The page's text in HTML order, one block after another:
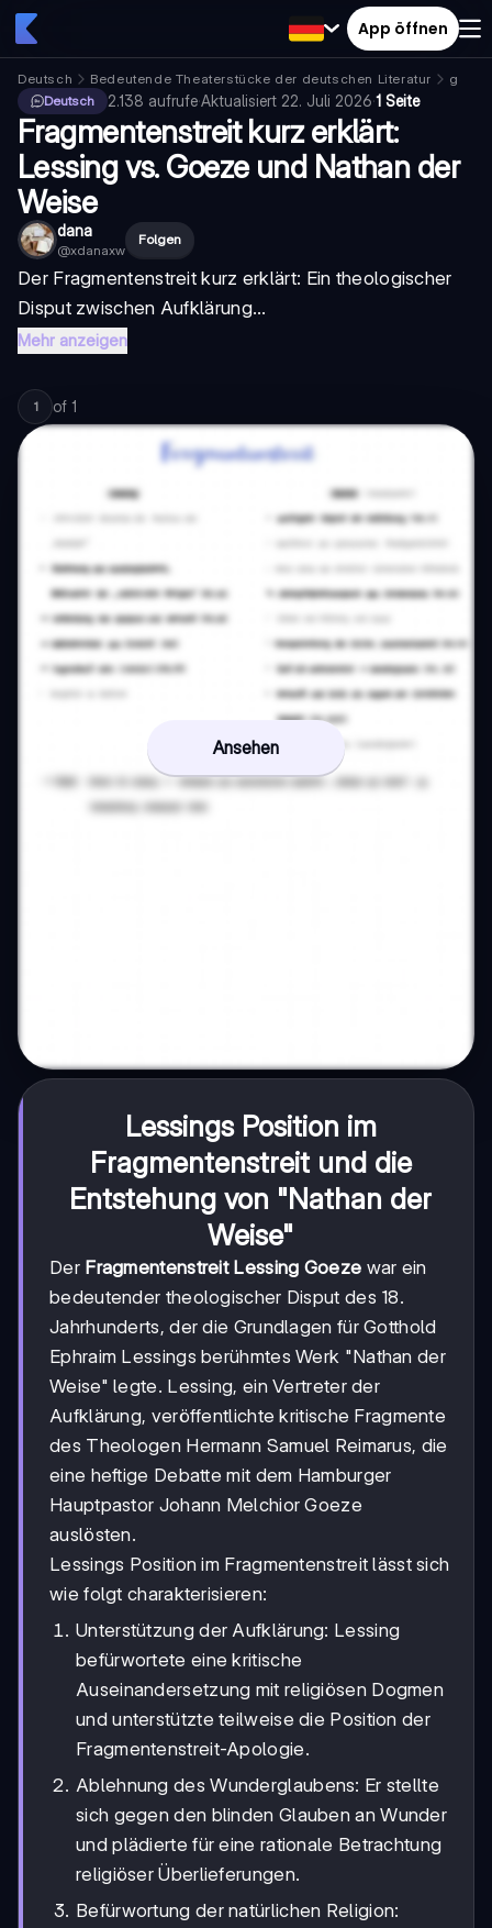
App öffnen
Deutsch Bedeutende Theaterstücke der deutschen Literatur
Deutsch
2.138 aufrufe·Aktualisiert 22. Juli 2026·1 Seite
Fragmentenstreit kurz erklärt:
Lessing vs. Goeze und Nathan der
Weise
dana
@xdanaxw
Folgen
Der Fragmentenstreit kurz erklärt: Ein theologischer
Disput zwischen Aufklärung...
Mehr anzeigen
1 of 1
Ansehen
Lessings Position im
Fragmentenstreit und die
Entstehung von "Nathan der
Weise"
Der Fragmentenstreit Lessing Goeze war ein
bedeutender theologischer Disput des 18.
Jahrhunderts, der die Grundlagen für Gotthold
Ephraim Lessings berühmtes Werk "Nathan der
Weise" legte. Lessing, ein Vertreter der
Aufklärung, veröffentlichte kritische Fragmente
des Theologen Hermann Samuel Reimarus, die
eine heftige Debatte mit dem Hamburger
Hauptpastor Johann Melchior Goeze
auslösten.
Lessings Position im Fragmentenstreit lässt sich
wie folgt charakterisieren:
Unterstützung der Aufklärung: Lessing
befürwortete eine kritische
Auseinandersetzung mit religiösen Dogmen
und unterstützte teilweise die Position der
Fragmentenstreit-Apologie.
Ablehnung des Wunderglaubens: Er stellte
sich gegen den blinden Glauben an Wunder
und plädierte für eine rationale Betrachtung
religiöser Überlieferungen.
Befürwortung der natürlichen Religion: